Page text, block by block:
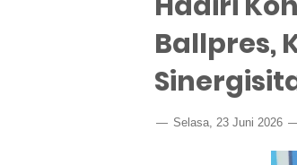
Ballpres,
Selasa, 23 Juni 2026